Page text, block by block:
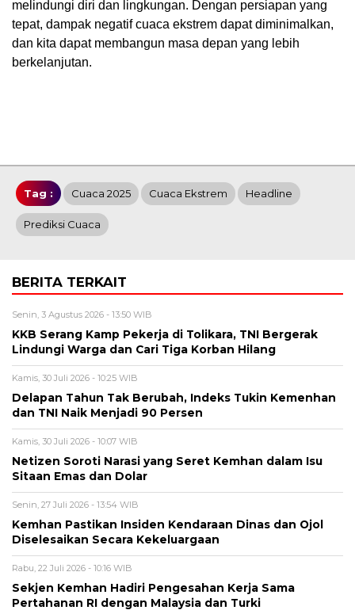
melindungi diri dan lingkungan. Dengan persiapan yang
tepat, dampak negatif cuaca ekstrem dapat diminimalkan,
dan kita dapat membangun masa depan yang lebih
berkelanjutan.
Tag : Cuaca 2025 Cuaca Ekstrem Headline
Prediksi Cuaca
BERITA TERKAIT
Senin, 3 Agustus 2026 - 13:50 WIB
KKB Serang Kamp Pekerja di Tolikara, TNI Bergerak
Lindungi Warga dan Cari Tiga Korban Hilang
Kamis, 30 Juli 2026 - 10:25 WIB
Delapan Tahun Tak Berubah, Indeks Tukin Kemenhan
dan TNI Naik Menjadi 90 Persen
Kamis, 30 Juli 2026 - 10:07 WIB
Netizen Soroti Narasi yang Seret Kemhan dalam Isu
Sitaan Emas dan Dolar
Senin, 27 Juli 2026 - 13:54 WIB
Kemhan Pastikan Insiden Kendaraan Dinas dan Ojol
Diselesaikan Secara Kekeluargaan
Rabu, 22 Juli 2026 - 10:16 WIB
Sekjen Kemhan Hadiri Pengesahan Kerja Sama
Pertahanan RI dengan Malaysia dan Turki